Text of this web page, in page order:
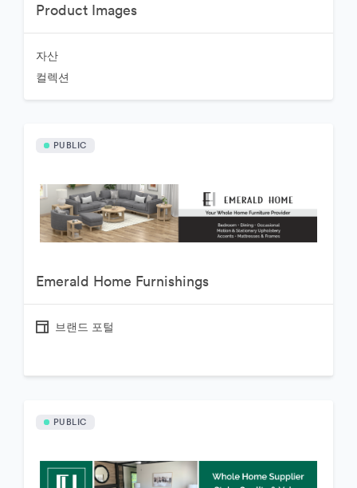
Product Images
자산
컬렉션
PUBLIC
Emerald Home Furnishings
브랜드 포털
PUBLIC